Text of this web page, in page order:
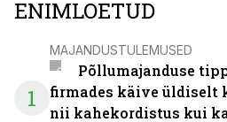
ENIMLOETUD
1
MAJANDUSTULEMUSED
Põllumajanduse
firmades käive üldiselt
nii kahekordistus kui